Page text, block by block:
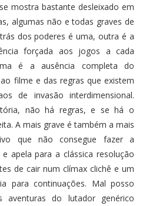
mostra bastante desleixado em
algumas não e todas graves de
dos poderes é uma, outra é a
forçada aos jogos a cada
é a ausência completa do
filme e das regras que existem
de invasão interdimensional.
não há regras, e se há o
A mais grave é também a mais
que não consegue fazer a
apela para a clássica resolução
de cair num clímax clichê e um
para continuações. Mal posso
aventuras do lutador genérico